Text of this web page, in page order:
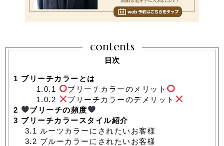
contents
目次
1 ブリーチカラーとは
1.0.1
ブリーチカラーのメリット
1.0.2
ブリーチカラーのデメリット
2
ブリーチの頻度
3 ブリーチカラースタイル紹介
3.1 ルーツカラーにされたいお客様
3.2 ブルーカラーにされたいお客様